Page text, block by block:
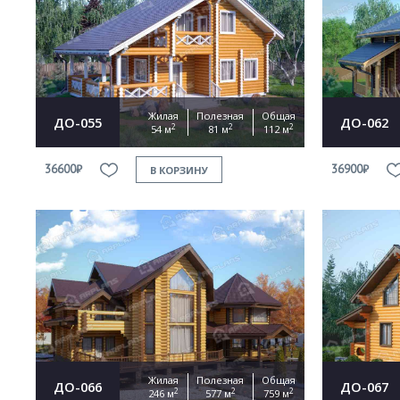
ДО-055
Жилая
54 м2
Полезная
81 м2
Общая
112 м2
36600₽ В КОРЗИНУ
ДО-062
36900₽
ДО-066
Жилая
246 м2
Полезная
577 м2
Общая
759 м2 ДО-067